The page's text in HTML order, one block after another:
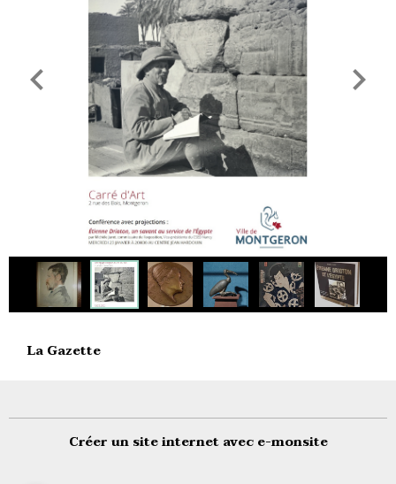
La Gazette
Créer un site internet avec e-monsite